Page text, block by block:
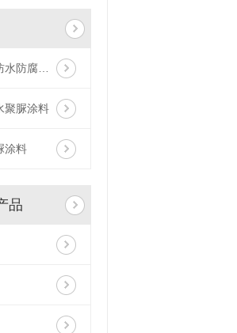
彩钢瓦聚脲防水防腐涂料
聚脲涂料
涂料
品